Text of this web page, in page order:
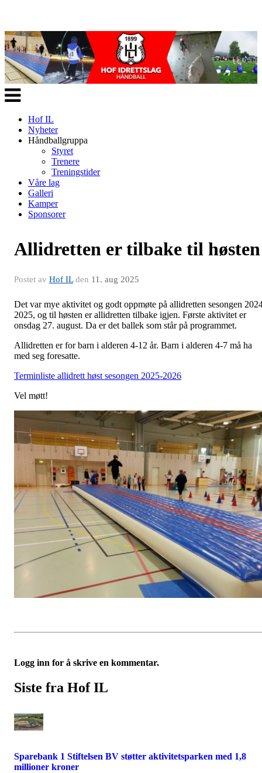
Veksle
navigasjon
Hof IL
Nyheter
Håndballgruppa
Styret
Trenere
Treningstider
Våre lag
Galleri
Kamper
Sponsorer
Allidretten er tilbake til høsten
Postet av Hof ILden 11. aug 2025
Det var mye aktivitet og godt oppmøte på allidretten sesongen
2025, og til høsten er allidretten tilbake igjen. Første aktivitet er
onsdag 27. august. Da er det ballek som står på programmet.
Allidretten er for barn i alderen 4-12 år. Barn i alderen 4-7 må ha
med seg foresatte.
Terminliste allidrett høst sesongen 2025-2026
Vel møtt!
Logg inn for å skrive en kommentar.
Siste fra Hof IL
Sparebank 1 Stiftelsen BV støtter aktivitetsparken med 1,8
millioner kroner